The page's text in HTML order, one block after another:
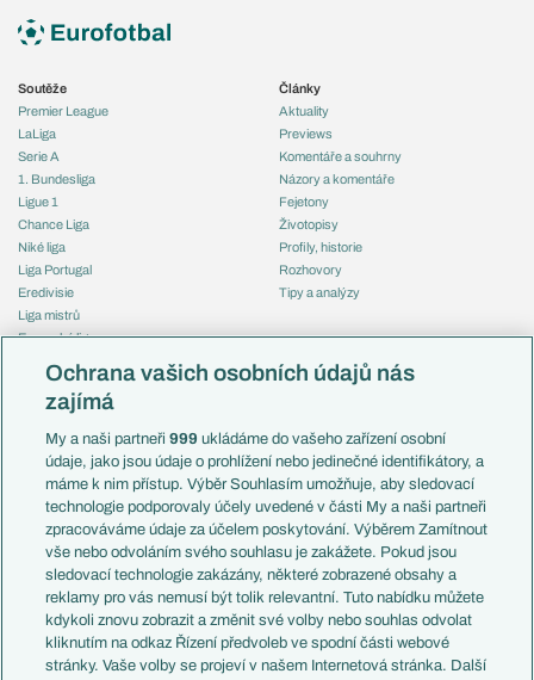
Soutěže
Premier League
LaLiga
Serie A
1. Bundesliga
Ligue 1
Chance Liga
Niké liga
Liga Portugal
Eredivisie
Liga mistrů
Evropská liga
Mistrovství světa
Liga národů
Témata
Představení týmů MS
EuroSkauting
PL v kostce
Evropské koeficienty
Přestupy
Přestupové spekulace
Zranění
Kluby
Články
Aktuality
Previews
Komentáře a souhrny
Názory a komentáře
Fejetony
Životopisy
Profily, historie
Rozhovory
Tipy a analýzy
Česko
Francie
Itálie
Německo
Španělsko
Argentina
Brazílie
Přestupy
Zápasy
Livescore
Ochrana vašich osobních údajů nás
zajímá
My a naši partneři999 ukládáme do vašeho zařízení osobní
údaje, jako jsou údaje o prohlížení nebo jedinečné identifikátory, a
máme k nim přístup. Výběr Souhlasím umožňuje, aby sledovací
technologie podporovaly účely uvedené v části My a naši partneři
zpracováváme údaje za účelem poskytování. Výběrem Zamítnout
vše nebo odvoláním svého souhlasu je zakážete. Pokud jsou
sledovací technologie zakázány, některé zobrazené obsahy a
reklamy pro vás nemusí být tolik relevantní. Tuto nabídku můžete
kdykoli znovu zobrazit a změnit své volby nebo souhlas odvolat
kliknutím na odkaz Řízení předvoleb ve spodní části webové
stránky. Vaše volby se projeví v našem Internetová stránka. Další